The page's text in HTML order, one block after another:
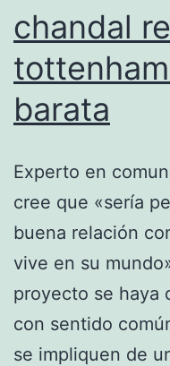
chandal
barata
Experto en
cree que «sería
buena relación
vive en su
proyecto se haya
con sentido
se impliquen de